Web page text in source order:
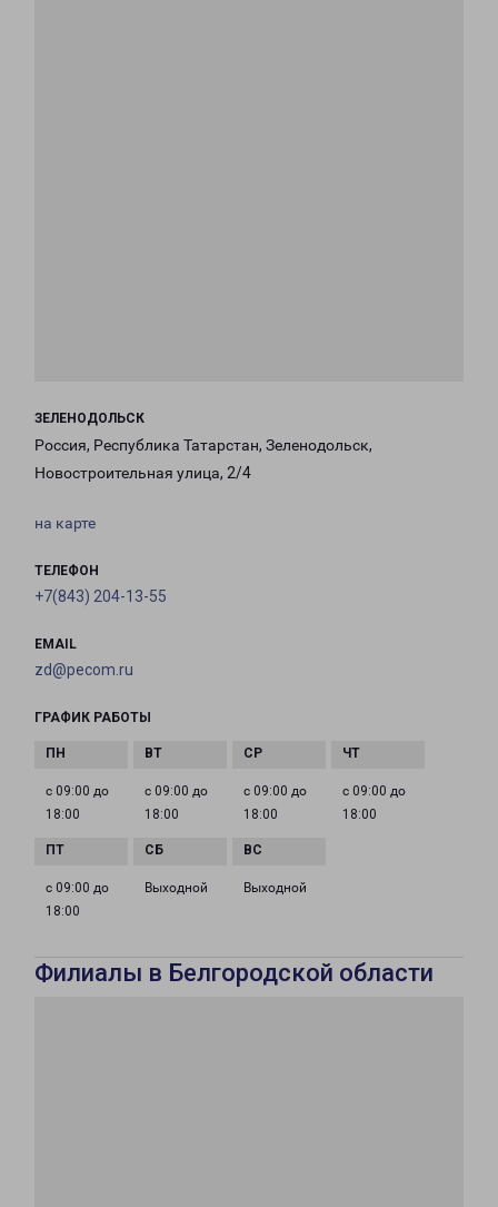
ЗЕЛЕНОДОЛЬСК
Россия, Республика Татарстан, Зеленодольск,
Новостроительная улица, 2/4
на карте
ТЕЛЕФОН
+7(843) 204-13-55
EMAIL
zd@pecom.ru
ГРАФИК РАБОТЫ
с 09:00 до
18:00
с 09:00 до
18:00
с 09:00 до
18:00
с 09:00 до
18:00
с 09:00 до
18:00
Выходной Выходной
Филиалы в Белгородской области